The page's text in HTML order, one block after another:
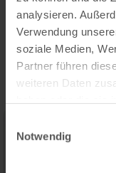
analysieren.
Verwendung
soziale Medien,
Partner führen
weiteren Daten
Notwendig